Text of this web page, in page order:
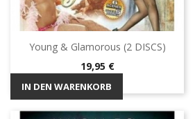
Young & Glamorous (2 DISCS)
Preis
19,95 €
IN DEN WARENKORB